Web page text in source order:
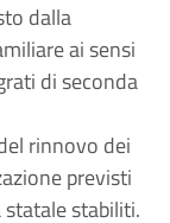
dalla
ai sensi
di seconda
rinnovo dei
previsti
stabiliti.